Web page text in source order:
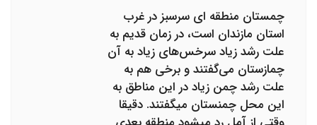
چمستان منطقه ای سرسبز در غرب
استان مازندان است، در زمان قدیم به
علت رشد زیاد سرخس‌های زیاد به آن
چمازستان می‌گفتند و برخی هم به
علت رشد چمن زیاد در این مناطق به
این محل چمنستان میگفتند. دقیقا